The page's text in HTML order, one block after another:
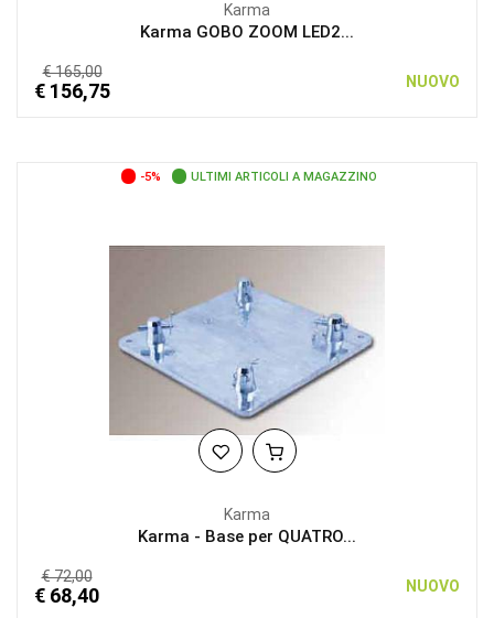
Karma
Karma GOBO ZOOM LED2...
€ 165,00
€ 156,75 NUOVO
-5% ULTIMI ARTICOLI A MAGAZZINO
Karma
Karma - Base per QUATRO...
€ 72,00
€ 68,40 NUOVO